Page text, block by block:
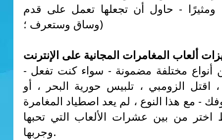
ومثيرًا - حاول أن تجعلها تعمل على قدم
وساق وستعرف ؛)
ألعاب المغامرات المجانية على الإنترنت
- المغامرة من أنواع مختلفة مضمونة - سواء كنت تفعل
اقتل الزومبي ، تلبيس حورية البحر ، أو
- مع هذا النوع ، لم يعد اصطياد المغامرة
من بين عشرات الألعاب التي تحبها
وجربها.